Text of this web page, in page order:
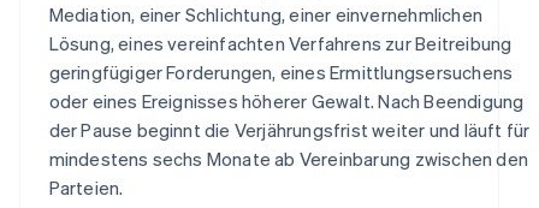
Mediation, einer Schlichtung, einer einvernehmlichen
Lösung, eines vereinfachten Verfahrens zur Beitreibung
geringfügiger Forderungen, eines Ermittlungsersuchens
oder eines Ereignisses höherer Gewalt. Nach Beendigung
der Pause beginnt die Verjährungsfrist weiter und läuft für
mindestens sechs Monate ab Vereinbarung zwischen den
Parteien.